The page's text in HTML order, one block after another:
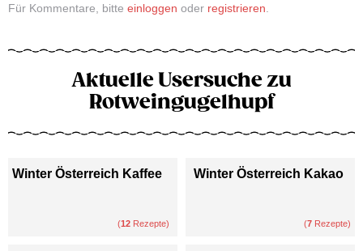
Für Kommentare, bitte einloggen oder registrieren
Aktuelle Usersuche zu
Rotweingugelhupf
Winter Österreich Kaffee
(12 Rezepte)
Winter Österreich Kakao
(7 Rezepte)